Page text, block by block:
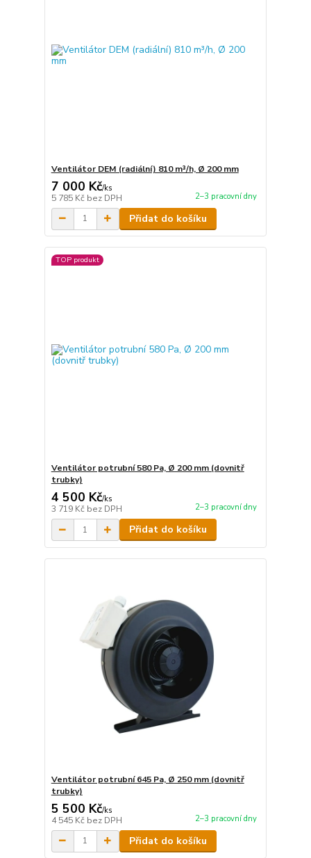
Ventilátor DEM (radiální) 810 m³/h, Ø 200 mm
7 000 Kč/ks
5 785 Kč bez DPH 2–3 pracovní dny
Přidat do košíku
TOP produkt
Ventilátor potrubní 580 Pa, Ø 200 mm (dovnitř
trubky)
4 500 Kč/ks
3 719 Kč bez DPH 2–3 pracovní dny
Přidat do košíku
Ventilátor potrubní 645 Pa, Ø 250 mm (dovnitř
trubky)
5 500 Kč/ks
4 545 Kč bez DPH 2–3 pracovní dny
Přidat do košíku